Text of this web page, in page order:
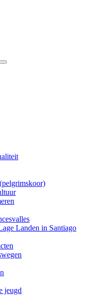
Landen in Santiago
jeugd